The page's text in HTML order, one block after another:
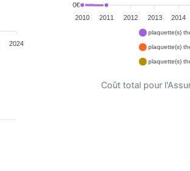
2024
0€
2010
2011 2012 2013 2014
plaquette(s)
plaquette(s)
plaquette(s)
Coût total pour